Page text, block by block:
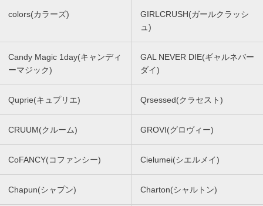
colors(カラーズ)
GIRLCRUSH(ガールクラッシ
ュ)
Candy Magic 1day(キャンディ
ーマジック)
GAL NEVER DIE(ギャルネバー
ダイ)
Quprie(キュプリエ) Qrsessed(クラセスト)
CRUUM(クルーム) GROVI(グロヴィー)
CoFANCY(コファンシー) Cielumei(シエルメイ)
Chapun(シャプン) Charton(シャルトン)